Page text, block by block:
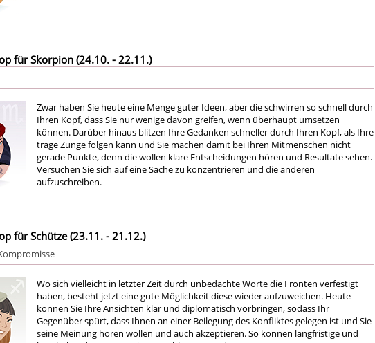
für Skorpion (24.10. - 22.11.)
Zwar haben Sie heute eine Menge guter Ideen, aber die schwirren so schnell durch
Ihren Kopf, dass Sie nur wenige davon greifen, wenn überhaupt umsetzen
können. Darüber hinaus blitzen Ihre Gedanken schneller durch Ihren Kopf, als Ihre
träge Zunge folgen kann und Sie machen damit bei Ihren Mitmenschen nicht
gerade Punkte, denn die wollen klare Entscheidungen hören und Resultate sehen.
Versuchen Sie sich auf eine Sache zu konzentrieren und die anderen
aufzuschreiben.
für Schütze (23.11. - 21.12.)
Wo sich vielleicht in letzter Zeit durch unbedachte Worte die Fronten verfestigt
haben, besteht jetzt eine gute Möglichkeit diese wieder aufzuweichen. Heute
können Sie Ihre Ansichten klar und diplomatisch vorbringen, sodass Ihr
Gegenüber spürt, dass Ihnen an einer Beilegung des Konfliktes gelegen ist und Sie
seine Meinung hören wollen und auch akzeptieren. So können langfristige und